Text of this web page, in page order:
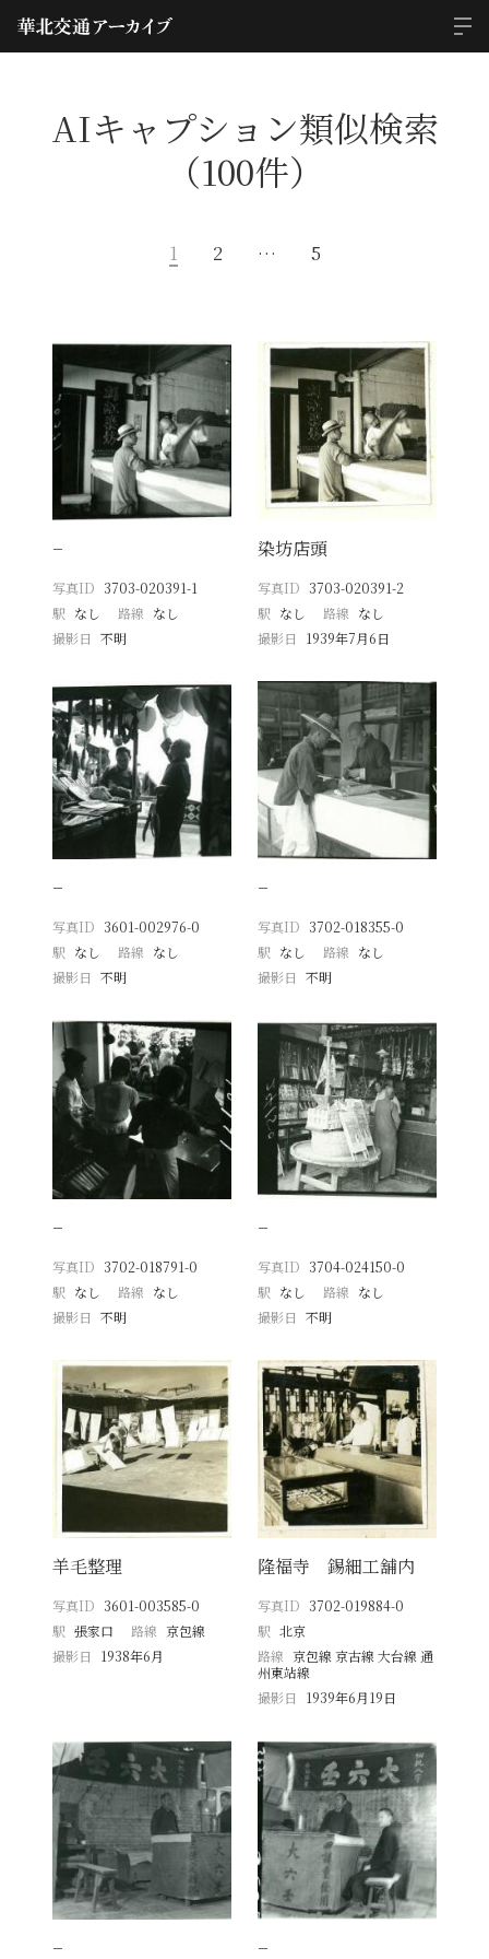
AIキャプション類似検索
（100件）
1 2 … 5
−
写真ID 3703-020391-1
駅 なし 路線 なし
撮影日
不明
染坊店頭
写真ID 3703-020391-2
駅 なし 路線 なし
撮影日
1939年7月6日
−
写真ID 3601-002976-0
駅 なし 路線 なし
撮影日
不明
−
写真ID 3702-018355-0
駅 なし 路線 なし
撮影日 不明
−
写真ID 3702-018791-0
駅 なし 路線 なし
撮影日
不明
−
写真ID 3704-024150-0
駅 なし 路線 なし
撮影日 不明
羊毛整理
写真ID 3601-003585-0
駅 張家口 路線 京包線
撮影日
1938年6月
隆福寺 錫細工舖内
写真ID 3702-019884-0
駅 北京
路線 京包線 京古線 大台線 通
州東站線
撮影日
1939年6月19日
− −